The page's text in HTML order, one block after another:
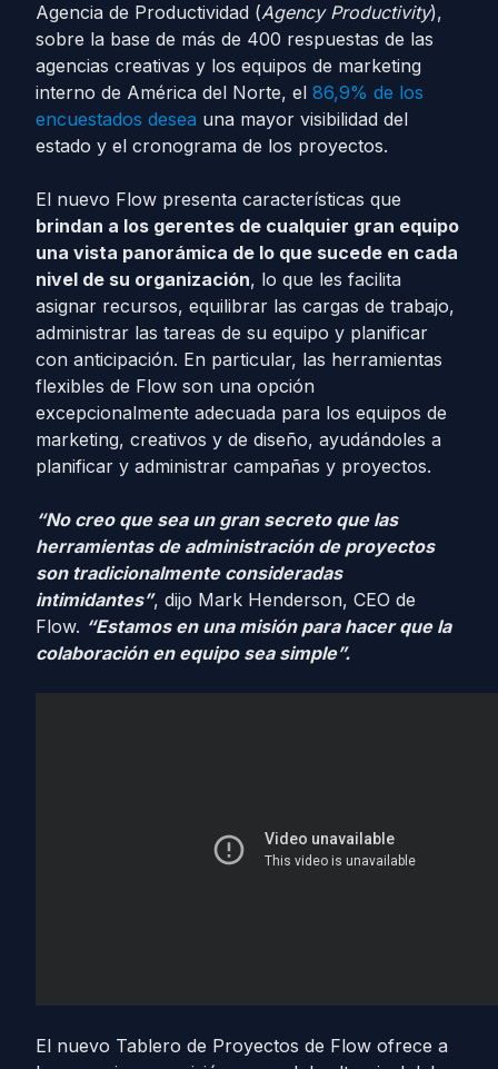
Agencia de Productividad (Agency Productivity),
sobre la base de más de 400 respuestas de las
agencias creativas y los equipos de marketing
interno de América del Norte, el 86,9% de los
encuestados desea una mayor visibilidad del
estado y el cronograma de los proyectos.
El nuevo Flow presenta características que
brindan a los gerentes de cualquier gran equipo
una vista panorámica de lo que sucede en cada
nivel de su organización, lo que les facilita
asignar recursos, equilibrar las cargas de trabajo,
administrar las tareas de su equipo y planificar
con anticipación. En particular, las herramientas
flexibles de Flow son una opción
excepcionalmente adecuada para los equipos de
marketing, creativos y de diseño, ayudándoles a
planificar y administrar campañas y proyectos.
“No creo que sea un gran secreto que las
herramientas de administración de proyectos
son tradicionalmente consideradas
intimidantes”, dijo Mark Henderson, CEO de
Flow. “Estamos en una misión para hacer que la
colaboración en equipo sea simple”.
El nuevo Tablero de Proyectos de Flow ofrece a